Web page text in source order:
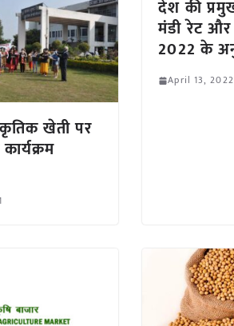
खेती पर
देश की
मंडी रेट
2022 के
April 13, 2022